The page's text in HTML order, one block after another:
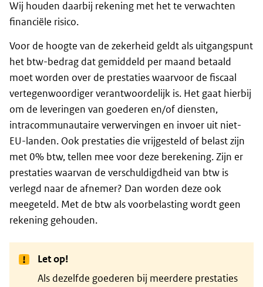
Wij houden daarbij rekening met het te verwachten
financiële risico.
Voor de hoogte van de zekerheid geldt als uitgangspunt
het btw-bedrag dat gemiddeld per maand betaald
moet worden over de prestaties waarvoor de fiscaal
vertegenwoordiger verantwoordelijk is. Het gaat hierbij
om de leveringen van goederen en/of diensten,
intracommunautaire verwervingen en invoer uit niet-
EU-landen. Ook prestaties die vrijgesteld of belast zijn
met 0% btw, tellen mee voor deze berekening. Zijn er
prestaties waarvan de verschuldigdheid van btw is
verlegd naar de afnemer? Dan worden deze ook
meegeteld. Met de btw als voorbelasting wordt geen
rekening gehouden.
Let op!
Als dezelfde goederen bij meerdere prestaties